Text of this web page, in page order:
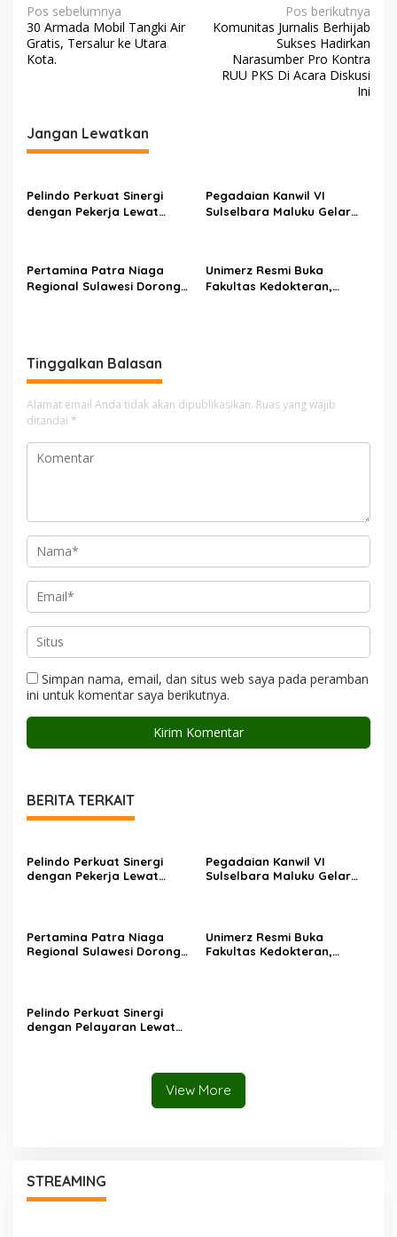
N
a
v
a
i
p
s
Pos sebelumnya
30 Armada Mobil Tangki Air
Gratis, Tersalur ke Utara
Kota.
Pos berikutnya
Komunitas Jurnalis Berhijab
Sukses Hadirkan
Narasumber Pro Kontra
RUU PKS Di Acara Diskusi
Ini
Jangan Lewatkan
Pelindo Perkuat Sinergi
dengan Pekerja Lewat
Pegadaian Kanwil VI
Sulselbara Maluku Gelar
Keluarga
Pertamina Patra Niaga
Regional Sulawesi Dorong
Unimerz Resmi Buka
Fakultas Kedokteran,
Tinggalkan Balasan
Alamat email Anda tidak akan dipublikasikan. Ruas yang wajib
ditandai *
Simpan nama, email, dan situs web saya pada peramban
ini untuk komentar saya berikutnya.
BERITA TERKAIT
Pelindo Perkuat Sinergi
dengan Pekerja Lewat
Pegadaian Kanwil VI
Sulselbara Maluku Gelar
Keluarga
Pertamina Patra Niaga
Regional Sulawesi Dorong
Unimerz Resmi Buka
Fakultas Kedokteran,
Pelindo Perkuat Sinergi
dengan Pelayaran Lewat
View More
STREAMING